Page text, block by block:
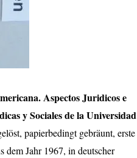
Aspectos Juridicos e
y Sociales de la Universidad
papierbedingt gebräunt, erste
dem Jahr 1967, in deutscher